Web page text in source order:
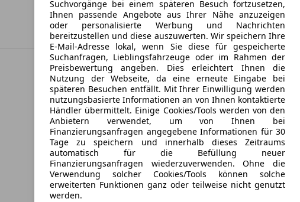
Jetzt berechnen
Anbieter
Deine Nachricht
Suchvorgänge bei einem späteren Besuch fortzusetzen,
Ihnen passende Angebote aus Ihrer Nähe anzuzeigen
oder personalisierte Werbung und Nachrichten
bereitzustellen und diese auszuwerten. Wir speichern Ihre
E-Mail-Adresse lokal, wenn Sie diese für gespeicherte
Suchanfragen, Lieblingsfahrzeuge oder im Rahmen der
Preisbewertung angeben. Dies erleichtert Ihnen die
Nutzung der Webseite, da eine erneute Eingabe bei
späteren Besuchen entfällt. Mit Ihrer Einwilligung werden
nutzungsbasierte Informationen an von Ihnen kontaktierte
Händler übermittelt. Einige Cookies/Tools werden von den
Anbietern verwendet, um von Ihnen bei
Finanzierungsanfragen angegebene Informationen für 30
Tage zu speichern und innerhalb dieses Zeitraums
automatisch für die Befüllung neuer
Finanzierungsanfragen wiederzuverwenden. Ohne die
Verwendung solcher Cookies/Tools können solche
erweiterten Funktionen ganz oder teilweise nicht genutzt
werden.